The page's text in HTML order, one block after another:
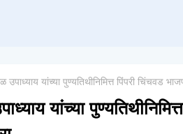
उपाध्याय यांच्या पुण्यतिथीनिमित्त पिंपरी चिंचवड
यांच्या